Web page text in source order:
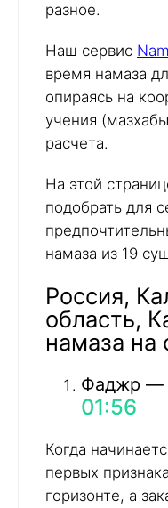
разное.
Наш сервис
время намаза
опираясь на
учения
расчета.
На этой
подобрать для
намаза из 19
Россия,
область,
намаза на
Фаджр —
01:56
Когда
первых
горизонте, а